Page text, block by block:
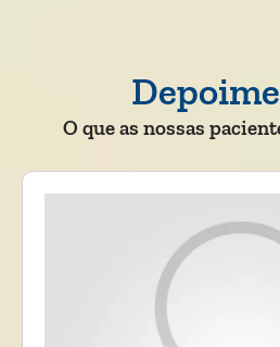
O que as nossas